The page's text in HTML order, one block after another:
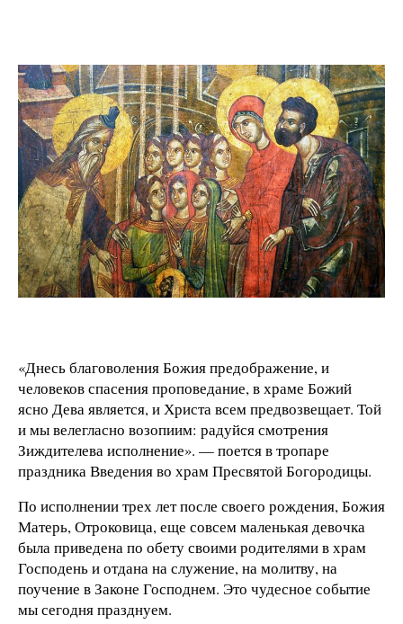
«Днесь благоволения Божия предображение, и
человеков спасения проповедание, в храме Божий
ясно Дева является, и Христа всем предвозвещает. Той
и мы велегласно возопиим: радуйся смотрения
Зиждителева исполнение». — поется в тропаре
праздника Введения во храм Пресвятой Богородицы.
По исполнении трех лет после своего рождения, Божия
Матерь, Отроковица, еще совсем маленькая девочка
была приведена по обету своими родителями в храм
Господень и отдана на служение, на молитву, на
поучение в Законе Господнем. Это чудесное событие
мы сегодня празднуем.